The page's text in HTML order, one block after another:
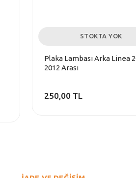
STOKTA YOK
Plaka Lambası Arka Linea
2012 Arası
250,00 TL